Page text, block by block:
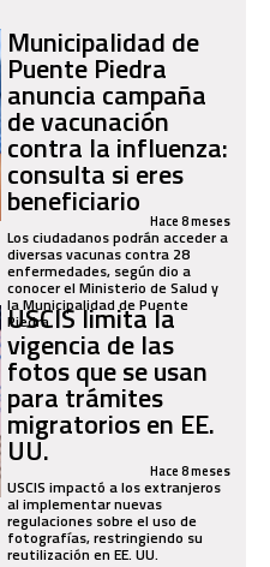
Municipalidad de
Puente Piedra
anuncia campaña
de vacunación
contra la influenza:
consulta si eres
beneficiario Hace 8 meses
Los ciudadanos podrán acceder a
diversas vacunas contra 28
enfermedades, según dio a
conocer el Ministerio de Salud y
la Municipalidad de Puente
Piedra.
USCIS limita la
vigencia de las
fotos que se usan
para trámites
migratorios en EE.
UU. Hace 8 meses
USCIS impactó a los extranjeros
al implementar nuevas
regulaciones sobre el uso de
fotografías, restringiendo su
reutilización en EE. UU.